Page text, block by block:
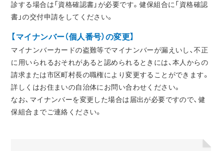
診する場合は「資格確認書」が必要です。健保組合に「資格確認
書」の交付申請をしてください。
【マイナンバー（個人番号）の変更】
マイナンバーカードの盗難等でマイナンバーが漏えいし、不正
に用いられるおそれがあると認められるときには、本人からの
請求または市区町村長の職権により変更することができます。
詳しくはお住まいの自治体にお問い合わせください。
なお、マイナンバーを変更した場合は届出が必要ですので、健
保組合までご連絡ください。